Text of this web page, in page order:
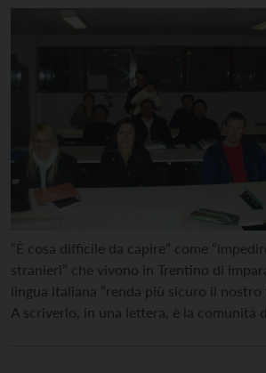
quello delle lezioni di
“È cosa difficile da capire” come
stranieri” che vivono in Trentino di
lingua italiana “renda più sicuro il
A scriverlo, in una lettera, è la comunità di